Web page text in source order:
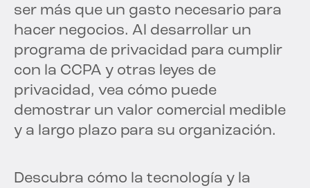
ser más que un gasto necesario para
hacer negocios. Al desarrollar un
programa de privacidad para cumplir
con la CCPA y otras leyes de
privacidad, vea cómo puede
demostrar un valor comercial medible
y a largo plazo para su organización.
Descubra cómo la tecnología y la